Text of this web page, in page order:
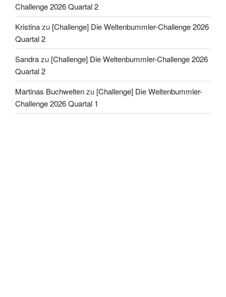
Challenge 2026 Quartal 2
Kristinazu [Challenge] Die Weltenbummler-Challenge 2026
Quartal 2
Sandrazu [Challenge] Die Weltenbummler-Challenge 2026
Quartal 2
Martinas Buchweltenzu [Challenge] Die Weltenbummler-
Challenge 2026 Quartal 1